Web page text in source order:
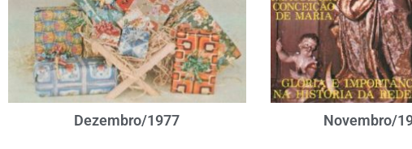
Dezembro/1977 Novembro/